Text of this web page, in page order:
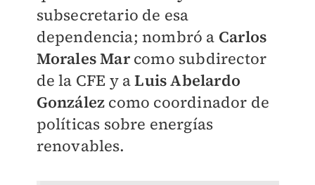
subsecretario de esa
dependencia; nombró a Carlos
Morales Marcomo subdirector
de la CFE y aLuis Abelardo
González como coordinador de
políticas sobre energías
renovables.